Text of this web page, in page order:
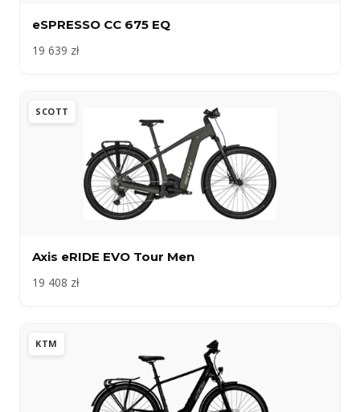
eSPRESSO CC 675 EQ
19 639 zł
SCOTT
Axis eRIDE EVO Tour Men
19 408 zł
KTM